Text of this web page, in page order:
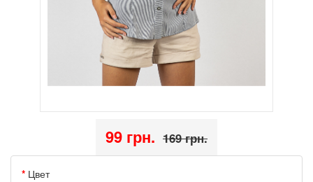
99 грн. 169 грн.
Цвет